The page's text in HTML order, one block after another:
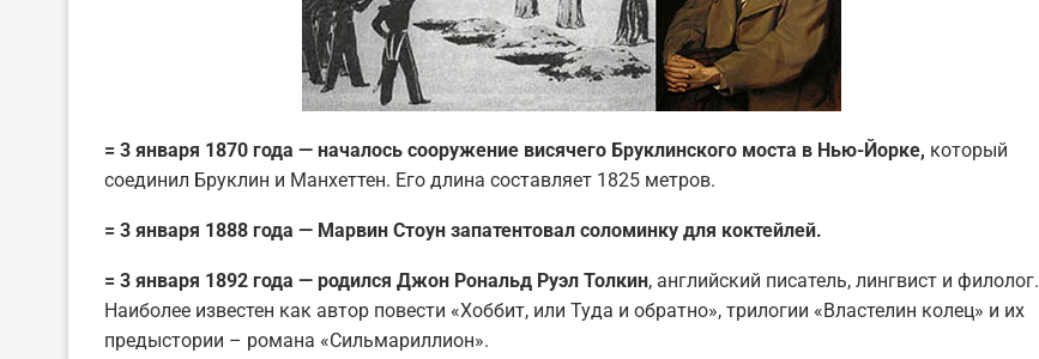
= 3 января 1870 года — началось сооружение висячего Бруклинского моста в Нью-Йорке, который
соединил Бруклин и Манхеттен. Его длина составляет 1825 метров.
= 3 января 1888 года — Марвин Стоун запатентовал соломинку для коктейлей.
= 3 января 1892 года — родился Джон Рональд Руэл Толкин, английский писатель, лингвист и филолог.
Наиболее известен как автор повести «Хоббит, или Туда и обратно», трилогии «Властелин колец» и их
предыстории – романа «Сильмариллион».